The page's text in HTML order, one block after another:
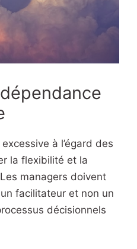
à l’égard des
la flexibilité et la
managers doivent
facilitateur et non un
décisionnels